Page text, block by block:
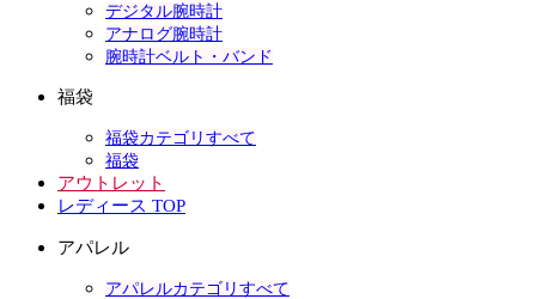
デジタル腕時計
アナログ腕時計
腕時計ベルト・バンド
福袋
福袋カテゴリすべて
福袋
アウトレット
レディース TOP
アパレル
アパレルカテゴリすべて